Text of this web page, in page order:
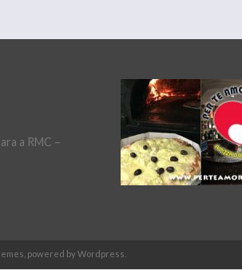
a RMC –
powered by Wordpress.